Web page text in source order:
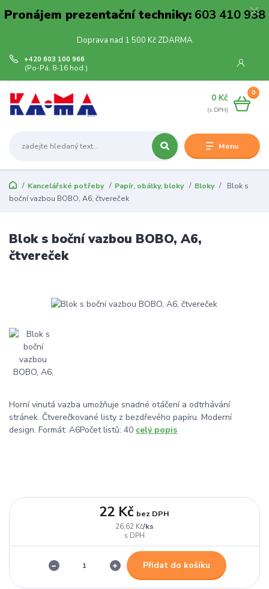
Pronájem prezentační techniky:603 410 938
Doprava nad 1 500 Kč ZDARMA
Menu
+420 603 100 966
(Po-Pá, 8-16 hod.)
0
0 Kč
Kancelářské potřeby Papír, obálky, bloky Bloky
Blok s
boční vazbou BOBO, A6, čtvereček
Blok s boční vazbou BOBO, A6,
čtvereček
Horní vinutá vazba umožňuje snadné otáčení a odtrhávání
stránek. Čtverečkované listy z bezdřevého papíru. Moderní
design. Formát: A6Počet listů: 40 celý popis
26,62 Kč/ks
22 Kč bez DPH
Přidat do košíku